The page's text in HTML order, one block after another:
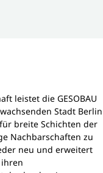
leistet die GESOBAU
Stadt Berlin
breite Schichten der
Nachbarschaften zu
neu und erweitert